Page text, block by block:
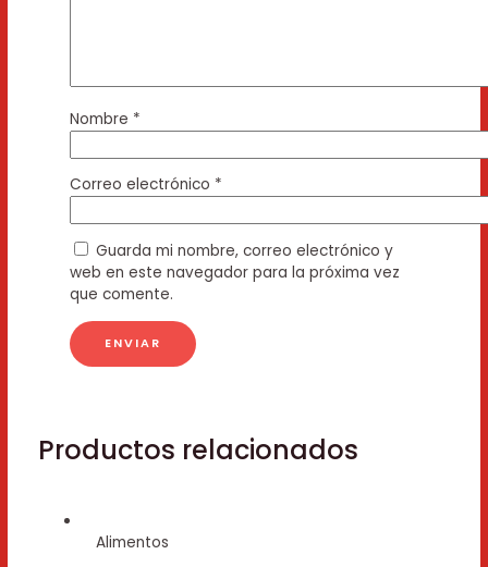
Nombre *
Correo electrónico *
Guarda mi nombre, correo electrónico y
web en este navegador para la próxima vez
que comente.
Productos relacionados
Alimentos